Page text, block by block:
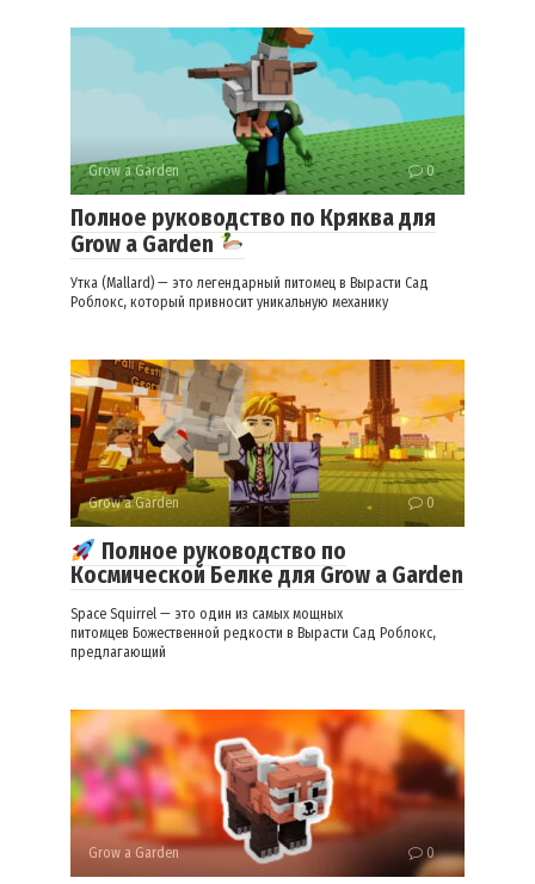
Grow a Garden 0
Полное руководство по Кряква для
Grow a Garden
Утка (Mallard) — это легендарный питомец в Вырасти Сад
Роблокс, который привносит уникальную механику
Grow a Garden 0
Полное руководство по
Космической Белке для Grow a Garden
Space Squirrel — это один из самых мощных
питомцев Божественной редкости в Вырасти Сад Роблокс,
предлагающий
Grow a Garden 0